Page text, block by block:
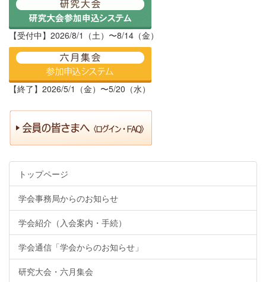
【受付中】2026/8/1（土）〜8/14（金）
【終了】2026/5/1（金）〜5/20（水）
トップページ
学会事務局からのお知らせ
学会紹介（入会案内・手続）
学会通信「学会からのお知らせ」
研究大会・六月集会